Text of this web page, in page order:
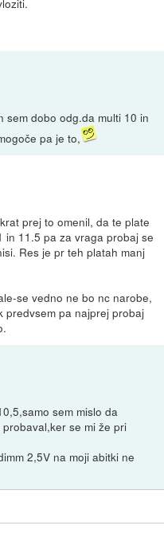
sem dobo odg.da multi 10 in
pa je to,
prej to omenil, da te plate
in 11.5 pa za vraga probaj se
Res je pr teh platah manj
se vedno ne bo nc narobe,
predvsem pa najprej probaj
sem mislo da
se mi že pri
2,5V na moji abitki ne